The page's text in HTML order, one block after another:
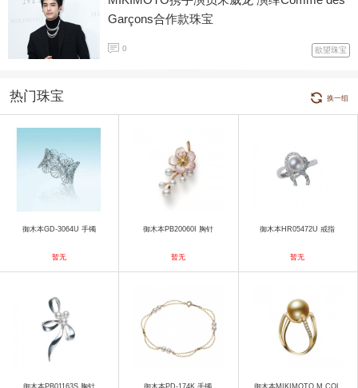
Garçons合作款珠宝
0 欲望珠宝
热门珠宝 换一组
御木本GD-3064U 手镯
暂无
御木本PB20060I 胸针
暂无
御木本HR05472U 戒指
暂无